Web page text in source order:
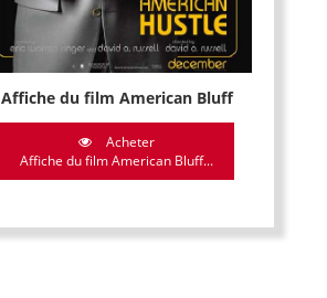
Affiche du film American Bluff
Acheter
Affiche du film American Bluff...